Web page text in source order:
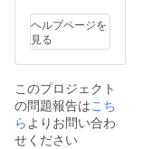
ヘルプページを
見る
このプロジェクト
の問題報告はこち
ら よりお問い合わ
せください